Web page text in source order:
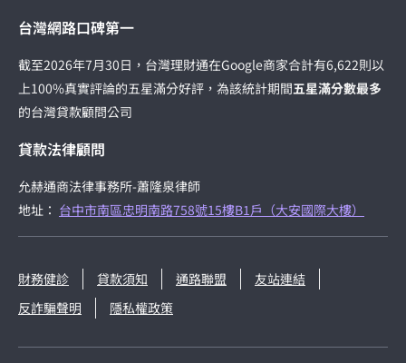
台灣網路口碑第一
截至2026年7月30日，台灣理財通在Google商家合計有6,622則以
上100%真實評論的五星滿分好評，為該統計期間五星滿分數最多
的台灣貸款顧問公司
貸款法律顧問
允赫通商法律事務所-蕭隆泉律師
地址： 台中市南區忠明南路758號15樓B1戶（大安國際大樓）
財務健診 貸款須知 通路聯盟
友站連結
反詐騙聲明
隱私權政策